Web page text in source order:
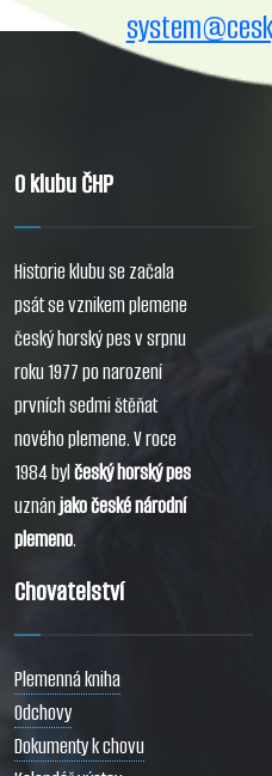
O klubu ČHP
Historie klubu se začala
psát se vznikem plemene
český horský pes v srpnu
roku 1977 po narození
prvních sedmi štěňat
nového plemene. V roce
1984 bylčeský horský pes
uznánjako české národní
plemeno.
Chovatelství
Plemenná kniha
Odchovy
Dokumenty k chovu